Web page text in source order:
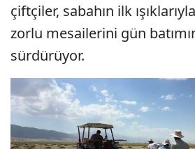
çiftçiler, sabahın ilk
zorlu mesailerini gün
sürdürüyor.